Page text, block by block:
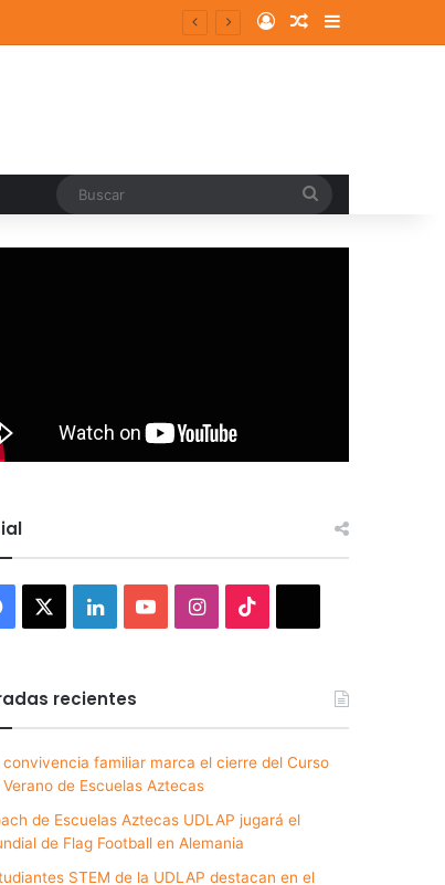
Log InRandom Article
Sidebar
Facebook LinkedInYouTubeInstagram
recientes
convivencia familiar marca el cierre del Curso
Verano de Escuelas Aztecas
de Escuelas Aztecas UDLAP jugará el
de Flag Football en Alemania
STEM de la UDLAP destacan en el